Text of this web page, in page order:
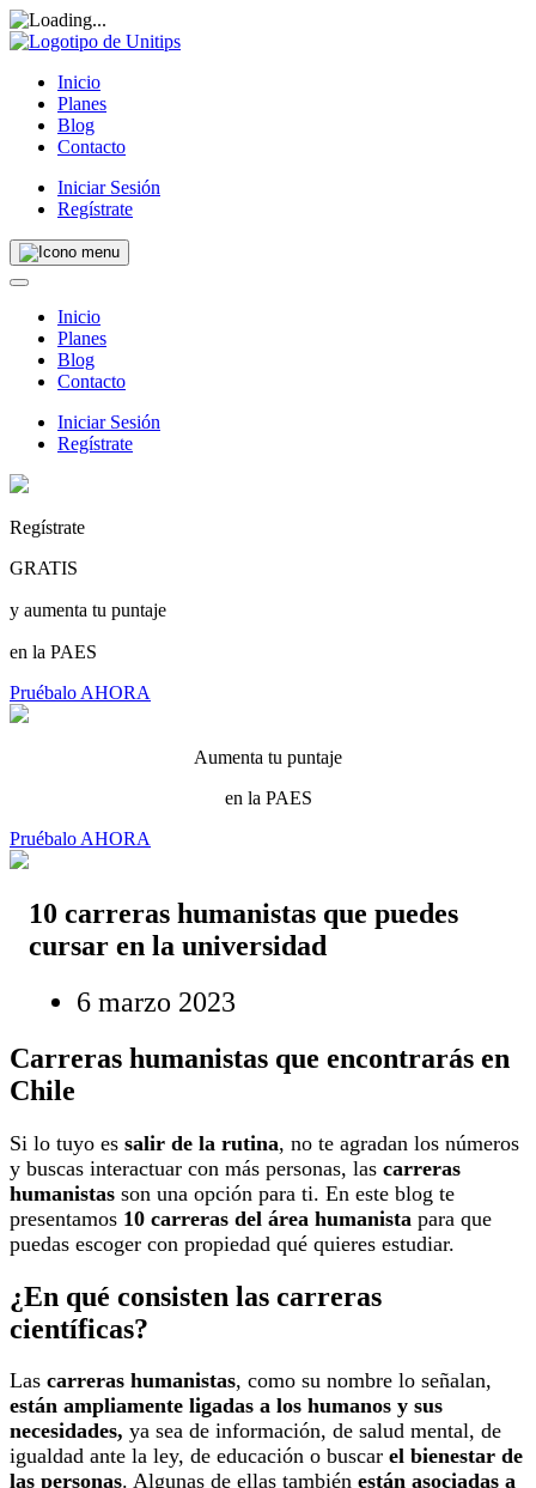
Inicio
Planes
Blog
Contacto
Iniciar Sesión
Regístrate
Inicio
Planes
Blog
Contacto
Iniciar Sesión
Regístrate
Regístrate
GRATIS
y aumenta tu puntaje
en la PAES
Pruébalo AHORA
Aumenta tu puntaje
en la PAES
Pruébalo AHORA
10 carreras humanistas que puedes
cursar en la universidad
6 marzo 2023
Carreras humanistas que encontrarás en
Chile
Si lo tuyo es salir de la rutina, no te agradan los números
y buscas interactuar con más personas, las carreras
humanistas son una opción para ti. En este blog te
presentamos 10 carreras del área humanista para que
puedas escoger con propiedad qué quieres estudiar.
¿En qué consisten las carreras
científicas?
Las carreras humanistas, como su nombre lo señalan,
están ampliamente ligadas a los humanos y sus
necesidades, ya sea de información, de salud mental, de
igualdad ante la ley, de educación o buscar el bienestar de
las personas. Algunas de ellas también están asociadas a